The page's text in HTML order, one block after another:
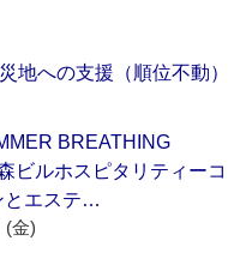
地への支援（順位不動）
BREATHING
ビルホスピタリティーコ
とエステ…
(金)